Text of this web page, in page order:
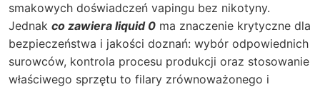
smakowych doświadczeń vapingu bez nikotyny.
Jednak co zawiera liquid 0 ma znaczenie krytyczne dla
bezpieczeństwa i jakości doznań: wybór odpowiednich
surowców, kontrola procesu produkcji oraz stosowanie
właściwego sprzętu to filary zrównoważonego i